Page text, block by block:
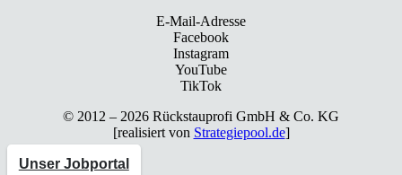
E-Mail-Adresse
Facebook
Instagram
YouTube
TikTok
© 2012 – 2026 Rück­stau­pro­fi GmbH & Co. KG
[rea­li­siert von Strategiepool.de]
Unser Jobportal